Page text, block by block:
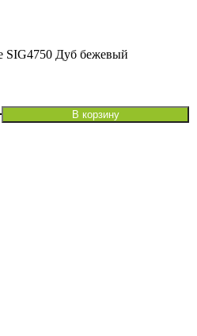
SIG4750 Дуб бежевый
В корзину